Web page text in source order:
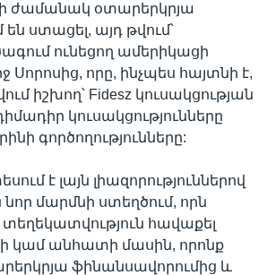
ժամանակ օտարերկրյա
ստացել, այդ թվում՝
ունեցող ամերիկացի
Սորոսից, որը, ինչպես հայտնի է,
իշխող՝ Fidesz կուսակցության
կուսակցությունները
գործողությունները:
է լայն լիազորություններով
մարմնի ստեղծում, որն
տեղեկատվություն հավաքել
կամ անհատի մասին, որոնք
ֆինանսավորումից և